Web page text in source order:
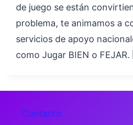
de juego se están
problema, te animamos a
servicios de apoyo
como Jugar BIEN o
Contacto